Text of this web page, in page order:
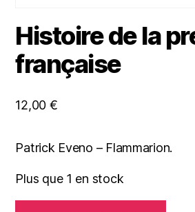
Histoire de la
française
12,00 €
Patrick Eveno – Flammarion.
Plus que 1 en stock